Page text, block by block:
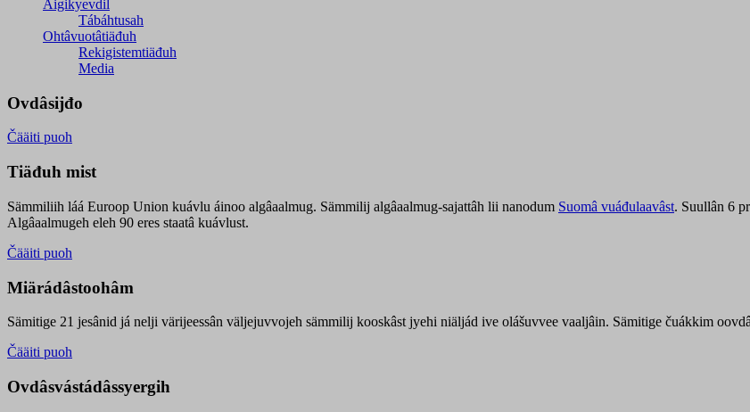
Äigikyevdil
Tábáhtusah
Ohtâvuotâtiäđuh
Rekigistemtiäđuh
Media
Ovdâsijđo
Čääiti puoh
Tiäđuh mist
Sämmiliih láá Euroop Union kuávlu áinoo algâaalmug. Sämmilij algâaalmug-sajattâh lii nanodum Suomâ vuáđulaavâst. Suullân 6
Algâaalmugeh eleh 90 eres staatâ kuávlust.
Čääiti puoh
Miärádâstoohâm
Sämitige 21 jesânid já nelji värijeessân väljejuvvojeh sämmilij kooskâst jyehi niäljád ive olášuvvee vaaljâin. Sämitige čuákkim
Čääiti puoh
Ovdâsvástádâssyergih